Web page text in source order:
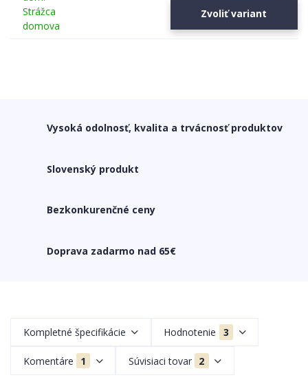
Zvoliť variant
Vysoká odolnosť, kvalita a trvácnosť produktov
Slovenský produkt
Bezkonkurenčné ceny
Doprava zadarmo nad 65€
Kompletné špecifikácie Hodnotenie 3
Komentáre 1 Súvisiaci tovar 2